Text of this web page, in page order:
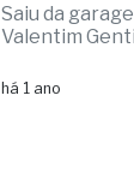
Saiu da
Valentim
há 1 ano